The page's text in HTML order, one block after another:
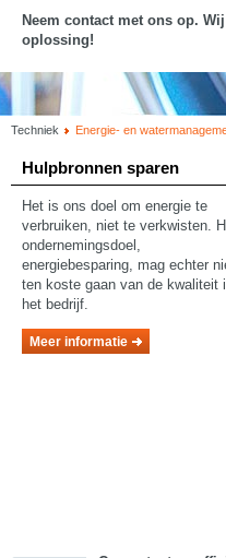
Neem contact met ons op.
oplossing!
Techniek Energie- en
Hulpbronnen sparen
Het is ons doel om energie te
verbruiken, niet te verkwisten.
ondernemingsdoel,
energiebesparing, mag echter
ten koste gaan van de kwaliteit
het bedrijf.
Meer informatie